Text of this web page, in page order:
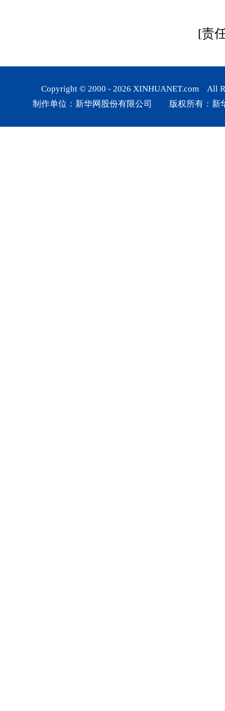
[责
Copyright © 2000 - 2026 XINHUANET.com All
制作单位：新华网股份有限公司 版权所有：新